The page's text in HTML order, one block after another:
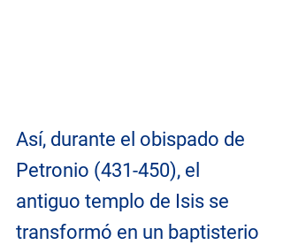
Así, durante el obispado de
Petronio (431-450), el
antiguo templo de Isis se
transformó en un baptisterio